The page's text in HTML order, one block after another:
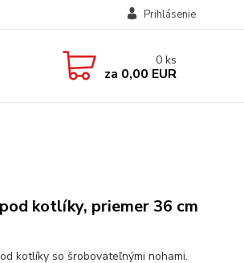
Prihlásenie
0 ks
za 0,00 EUR
kotlíky, priemer 36 cm
kotlíky so šrobovateľnými nohami.